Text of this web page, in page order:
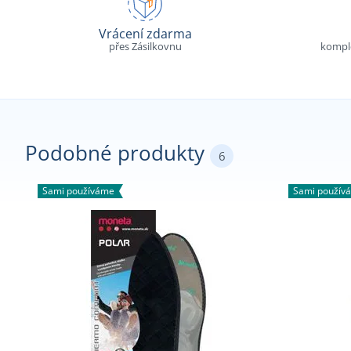
Vrácení zdarma
přes Zásilkovnu
Podobné produkty 6
Sami používáme Sami